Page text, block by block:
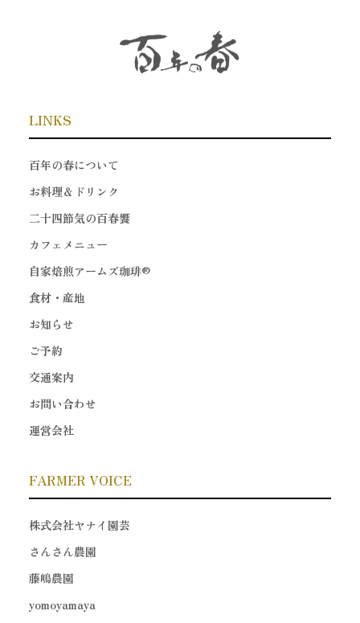
LINKS
百年の春について
お料理＆ドリンク
二十四節気の百春饗
カフェメニュー
自家焙煎アームズ珈琲®
食材・産地
お知らせ
ご予約
交通案内
お問い合わせ
運営会社
FARMER VOICE
株式会社ヤナイ園芸
さんさん農園
藤嶋農園
yomoyamaya